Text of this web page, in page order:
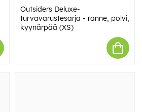
Outsiders Deluxe-
turvavarustesarja - ranne, polvi,
kyynärpää (XS)